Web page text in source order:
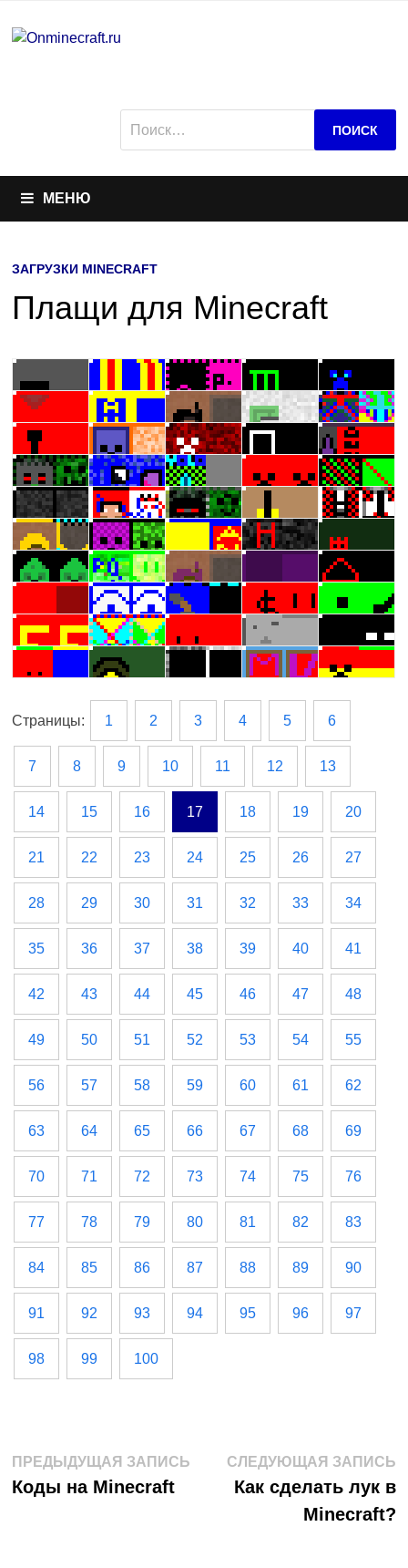
МЕНЮ
ЗАГРУЗКИ MINECRAFT
Плащи для Minecraft
Страницы: 1 2 3 4 5 6
7 8 9 10 11 12 13
14 15 16 17 18 19 20
21 22 23 24 25 26 27
28 29 30 31 32 33 34
35 36 37 38 39 40 41
42 43 44 45 46 47 48
49 50 51 52 53 54 55
56 57 58 59 60 61 62
63 64 65 66 67 68 69
70 71 72 73 74 75 76
77 78 79 80 81 82 83
84 85 86 87 88 89 90
91 92 93 94 95 96 97
98 99 100
Навигация
по
ПРЕДЫДУЩАЯ ЗАПИСЬ Предыдущая
запись:
Коды на Minecraft
СЛЕДУЮЩАЯ ЗАПИСЬ
Как сделать лук в
Minecraft?